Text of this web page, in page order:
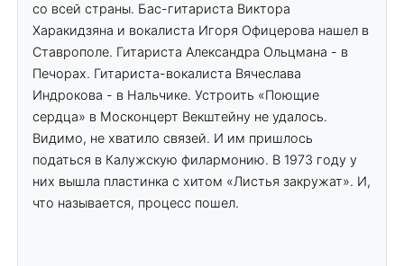
со всей страны. Бас-гитариста Виктора
Харакидзяна и вокалиста Игоря Офицерова нашел в
Ставрополе. Гитариста Александра Ольцмана - в
Печорах. Гитариста-вокалиста Вячеслава
Индрокова - в Нальчике. Устроить «Поющие
сердца» в Москонцерт Векштейну не удалось.
Видимо, не хватило связей. И им пришлось
податься в Калужскую филармонию. В 1973 году у
них вышла пластинка с хитом «Листья закружат». И,
что называется, процесс пошел.